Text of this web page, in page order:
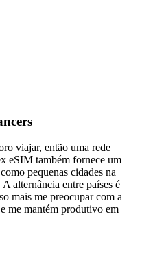
viajar, então uma rede
eSIM também fornece um
pequenas cidades na
alternância entre países é
mais me preocupar com a
me mantém produtivo em